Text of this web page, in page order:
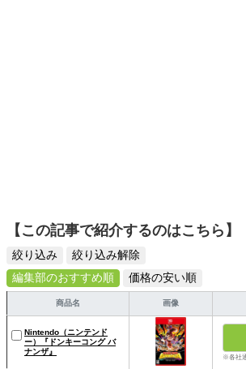
【この記事で紹介するのはこちら】
絞り込み
絞り込み解除
編集部のおすすめ順
価格の安い順
商品名 画像
Nintendo（ニンテンド
ー）『ドンキーコング バ
ナンザ』
※各社